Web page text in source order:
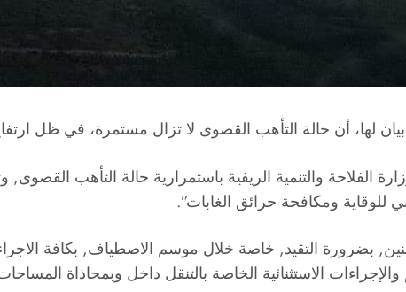
لها، أن حالة التأهب القصوى لا تزال مستمرة، في ظل
الفلاحة والتنمية الريفية باستمرارية حالة التأهب
ومكافحة حرائق الغابات”.
بضرورة التقيد, خاصة خلال موسم الاصطياف, بكافة
الاستثنائية الخاصة بالتنقل داخل وبمحاذاة المساحات